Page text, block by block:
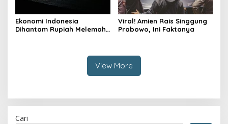
Ekonomi Indonesia
Dihantam Rupiah Melemah,
Viral! Amien Rais Singgung
Prabowo, Ini Faktanya
View More
Cari